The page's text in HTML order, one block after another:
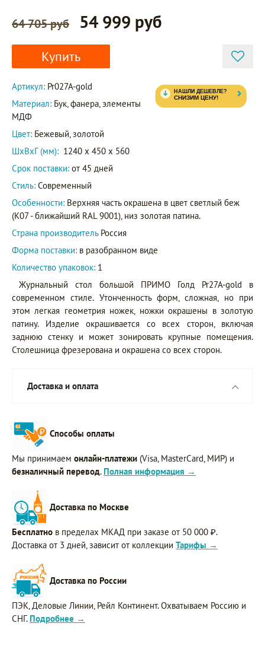
64 705 руб 54 999 руб
Купить
Артикул: Pr027A-gold
Материал: Бук, фанера, элементы
МДФ
Цвет: Бежевый, золотой
ШxВxГ (мм): 1240 x 450 x 560
Срок поставки: от 45 дней
Стиль: Современный
Особенности: Верхняя часть окрашена в цвет светлый беж
(K07 - ближайший RAL 9001), низ золотая патина.
Страна производитель Россия
Форма поставки: в разобранном виде
Количество упаковок: 1
Журнальный стол большой ПРИМО Голд Pr27A-gold в
современном стиле. Утонченность форм, сложная, но при
этом легкая геометрия ножек, ножки окрашены в золотую
патину. Изделие окрашивается со всех сторон, включая
заднюю стенку и может зонировать крупные помещения.
Столешница фрезерована и окрашена со всех сторон.
Доставка и оплата
Способы оплаты
Мы принимаем онлайн-платежи (Visa, MasterCard, МИР) и
безналичный перевод. Полная информация →
Доставка по Москве
Бесплатно в пределах МКАД при заказе от 50 000 ₽.
Доставка от 3 дней, зависит от коллекции Тарифы →
Доставка по России
ПЭК, Деловые Линии, Рейл Континент. Охватываем Россию и
СНГ. Подробнее →